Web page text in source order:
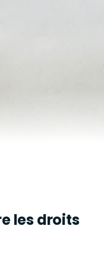
les droits